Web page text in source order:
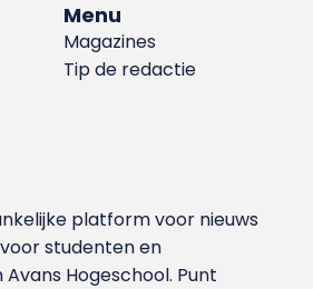
Menu
Magazines
Tip de redactie
platform voor nieuws
studenten en
Hoge­school. Punt